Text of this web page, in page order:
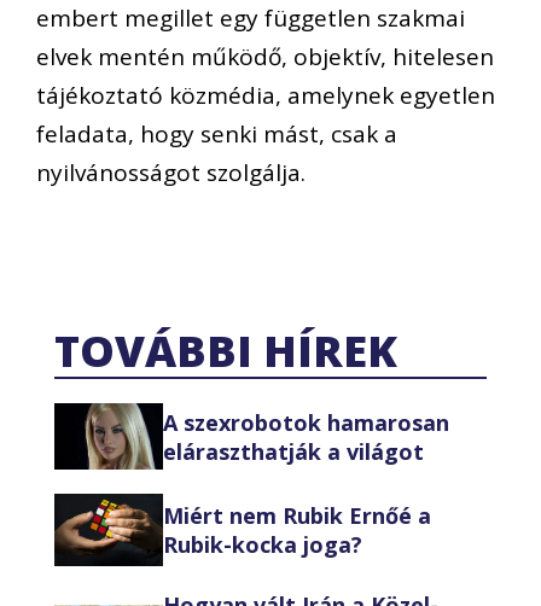
embert megillet egy független szakmai
elvek mentén működő, objektív, hitelesen
tájékoztató közmédia, amelynek egyetlen
feladata, hogy senki mást, csak a
nyilvánosságot szolgálja.
TOVÁBBI HÍREK
A szexrobotok hamarosan
eláraszthatják a világot
Miért nem Rubik Ernőé a
Rubik-kocka joga?